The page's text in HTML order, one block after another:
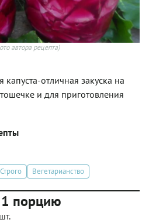
автора рецепта)
отличная закуска на
и для приготовления
Вегетарианство
порцию